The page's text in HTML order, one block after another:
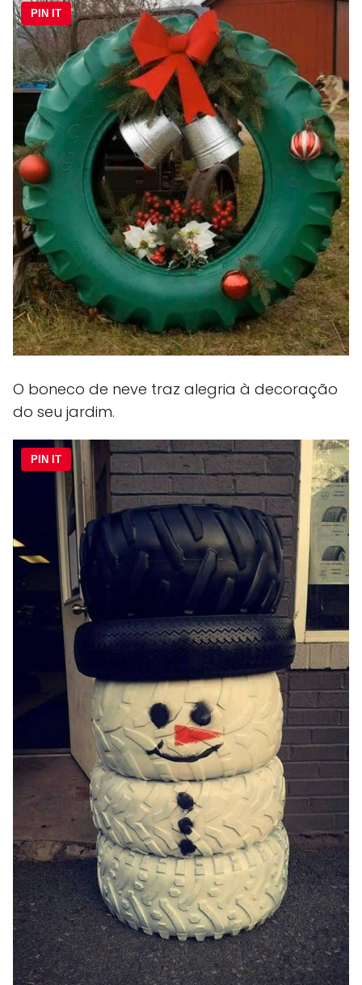
PIN IT
O boneco de neve traz alegria à decoração
do seu jardim.
PIN IT